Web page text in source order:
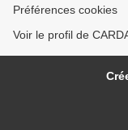
Préférences cookies
Voir le profil de